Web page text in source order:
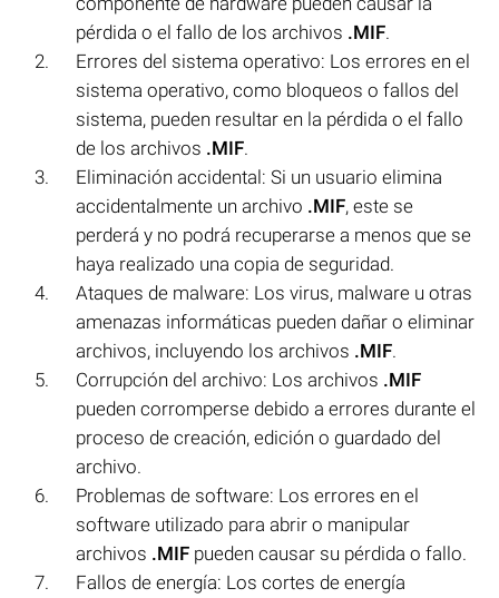
pérdida o el fallo de los archivos .MIF.
Errores del sistema operativo: Los errores en el
sistema operativo, como bloqueos o fallos del
sistema, pueden resultar en la pérdida o el fallo
de los archivos .MIF.
Eliminación accidental: Si un usuario elimina
accidentalmente un archivo .MIF, este se
perderá y no podrá recuperarse a menos que se
haya realizado una copia de seguridad.
Ataques de malware: Los virus, malware u otras
amenazas informáticas pueden dañar o eliminar
archivos, incluyendo los archivos .MIF.
Corrupción del archivo: Los archivos .MIF
pueden corromperse debido a errores durante el
proceso de creación, edición o guardado del
archivo.
Problemas de software: Los errores en el
software utilizado para abrir o manipular
archivos .MIF pueden causar su pérdida o fallo.
Fallos de energía: Los cortes de energía